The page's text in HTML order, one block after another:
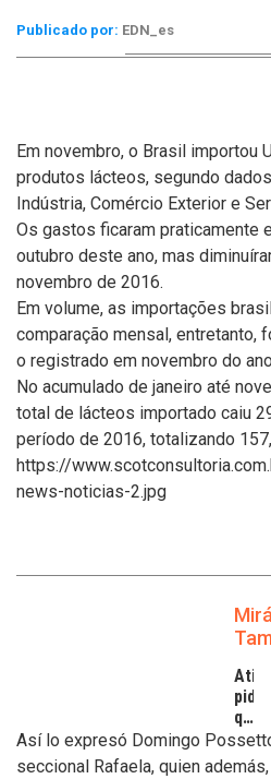
Publicado por: EDN_es
Em novembro, o Brasil importou
produtos lácteos, segundo
Indústria, Comércio Exterior e
Os gastos ficaram praticamente
outubro deste ano, mas
novembro de 2016.
Em volume, as importações
comparação mensal, entretanto,
o registrado em novembro do
No acumulado de janeiro até
total de lácteos importado caiu
período de 2016, totalizando
https://
news-noticias-2.jpg
Atilra
pide
que
se
Así lo expresó Domingo
seccional Rafaela, quien